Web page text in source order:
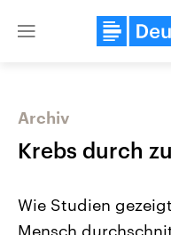
Close
Archiv
Krebs durch
Wie Studien
Mensch